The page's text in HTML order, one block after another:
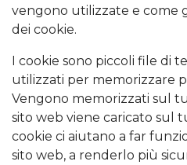
vengono utilizzate e come
dei cookie.
I cookie sono piccoli file di
utilizzati per memorizzare
Vengono memorizzati sul
sito web viene caricato sul
cookie ci aiutano a far
sito web, a renderlo più